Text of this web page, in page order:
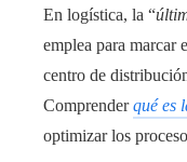
En logística, la “
emplea para marcar
centro de
Comprenderqué es
optimizar los